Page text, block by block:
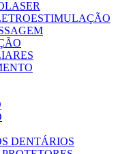
DENTÁRIOS